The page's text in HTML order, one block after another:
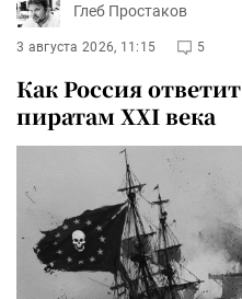
Глеб Простаков
3 августа 2026, 11:15 5
Как Россия
пиратам XXI века